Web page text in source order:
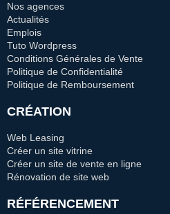
Nos agences
Actualités
Emplois
Tuto Wordpress
Conditions Générales de Vente
Politique de Confidentialité
Politique de Remboursement
CRÉATION
Web Leasing
Créer un site vitrine
Créer un site de vente en ligne
Rénovation de site web
RÉFÉRENCEMENT